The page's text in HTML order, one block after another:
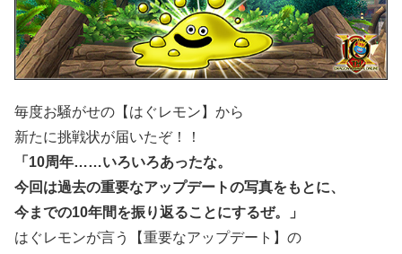
毎度お騒がせの【はぐレモン】から
新たに挑戦状が届いたぞ！！
「10周年……いろいろあったな。
今回は過去の重要なアップデートの写真をもとに、
今までの10年間を振り返ることにするぜ。」
はぐレモンが言う【重要なアップデート】の